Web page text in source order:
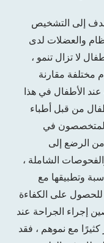
إلى التشخيص
والعضلات لدى
لا تزال تنمو ،
مقارنة
الأطفال في هذا
من قبل أطباء
المتخصصون في
الرضع إلى
الشاملة ،
وتطبيقها مع
للحصول على الكفاءة
إجراء الجراحة عند
مع نموهم ، فقد